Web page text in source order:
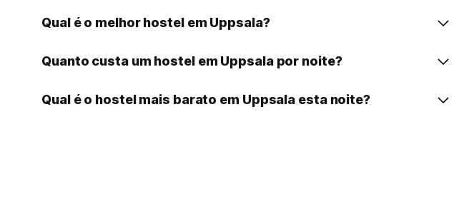
Qual é o melhor hostel em Uppsala?
Quanto custa um hostel em Uppsala por noite?
Qual é o hostel mais barato em Uppsala esta noite?